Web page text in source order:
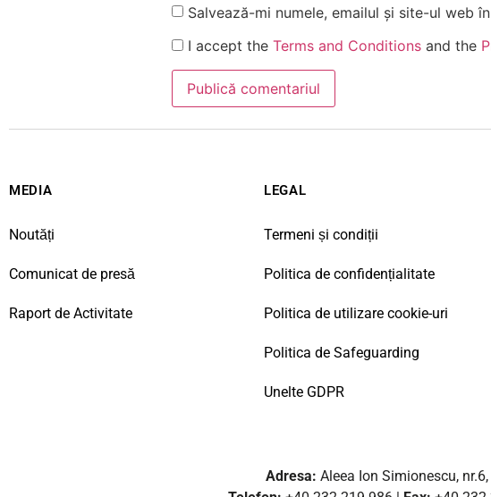
Salvează-mi numele, emailul și site-ul web
I accept the Terms and Conditions and the
MEDIA
Noutăți
Comunicat de presă
Raport de Activitate
LEGAL
Termeni și condiții
Politica de confidențialitate
Politica de utilizare cookie-uri
Politica de Safeguarding
Unelte GDPR
Adresa: Aleea Ion Simionescu,